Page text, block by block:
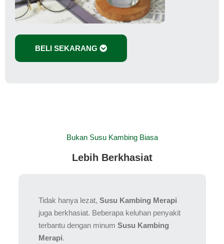
BELI SEKARANG
Bukan Susu Kambing Biasa
Lebih Berkhasiat
Tidak hanya lezat, Susu Kambing Merapi
juga berkhasiat. Beberapa keluhan penyakit
terbantu dengan minum Susu Kambing
Merapi.